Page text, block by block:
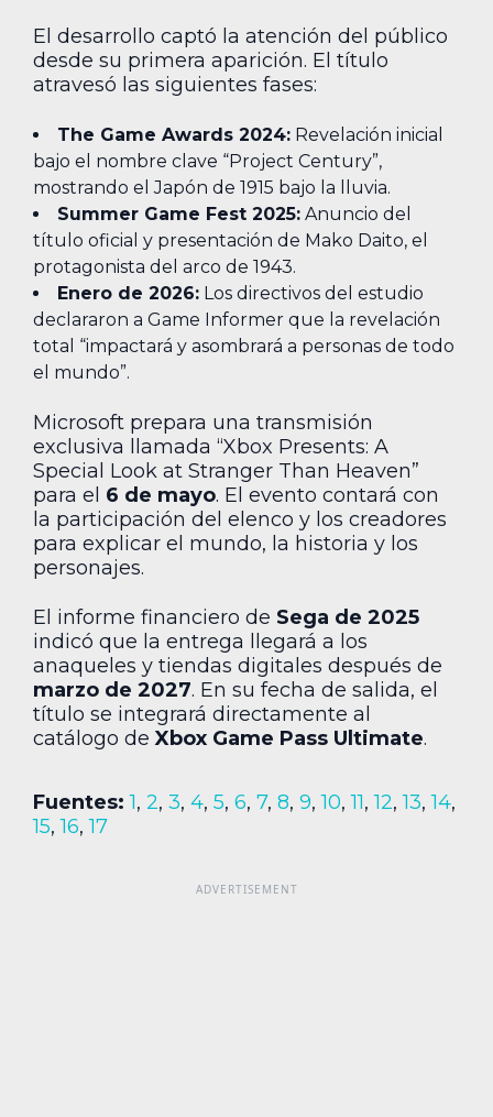
El desarrollo captó la atención del público
desde su primera aparición. El título
atravesó las siguientes fases:
The Game Awards 2024: Revelación inicial
bajo el nombre clave “Project Century”,
mostrando el Japón de 1915 bajo la lluvia.
Summer Game Fest 2025: Anuncio del
título oficial y presentación de Mako Daito, el
protagonista del arco de 1943.
Enero de 2026: Los directivos del estudio
declararon a Game Informer que la revelación
total “impactará y asombrará a personas de todo
el mundo”.
Microsoft prepara una transmisión
exclusiva llamada “Xbox Presents: A
Special Look at Stranger Than Heaven”
para el 6 de mayo. El evento contará con
la participación del elenco y los creadores
para explicar el mundo, la historia y los
personajes.
El informe financiero de Sega de 2025
indicó que la entrega llegará a los
anaqueles y tiendas digitales después de
marzo de 2027. En su fecha de salida, el
título se integrará directamente al
catálogo deXbox Game Pass Ultimate.
Fuentes: 1, 2, 3, 4, 5, 6, 7, 8, 9,10,11,12,13,14,
15,16,17